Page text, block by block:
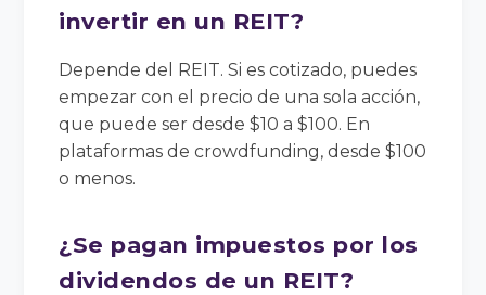
invertir en un REIT?
Depende del REIT. Si es cotizado, puedes
empezar con el precio de una sola acción,
que puede ser desde $10 a $100. En
plataformas de crowdfunding, desde $100
o menos.
¿Se pagan impuestos por los
dividendos de un REIT?